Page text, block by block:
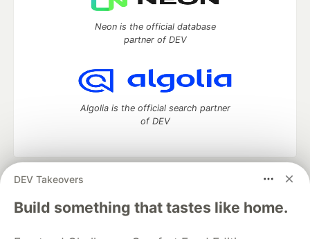
DEV Takeovers
Build something that tastes like home.
Neon is the official database
partner of DEV
Algolia is the official search partner
of DEV
DEV Community
— A space to discuss and keep up software
development and manage your software career
Home
DEV Challenges DEV++
Videos